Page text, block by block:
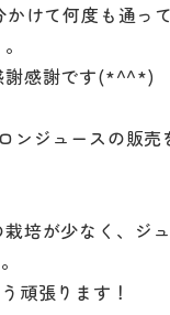
けて何度も通っ
謝感謝です(*^^*)
ンジュースの販
培が少なく、ジ
頑張ります！